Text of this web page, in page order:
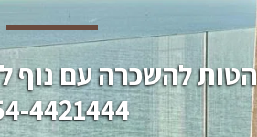
להשכרה עם נוף
4421444